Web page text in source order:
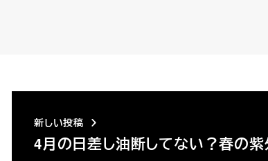
新しい投稿
4月の日差し油断してない？春の